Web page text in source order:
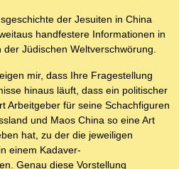
der Jesuiten in China
handfestere Informationen in
Jüdischen Weltverschwörung.
mir, dass Ihre Fragestellung
hinaus läuft, dass ein politischer
Arbeitgeber für seine Schachfiguren
und Maos China so eine Art
hat, zu der die jeweiligen
einem Kadaver-
Genau diese Vorstellung